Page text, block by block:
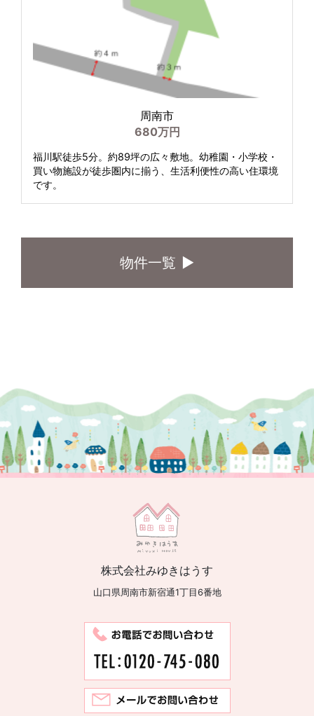
周南市
680万円
福川駅徒歩5分。約89坪の広々敷地。幼稚園・小学校・
買い物施設が徒歩圏内に揃う、生活利便性の高い住環境
です。
物件一覧
株式会社みゆきはうす
山口県周南市新宿通1丁目6番地